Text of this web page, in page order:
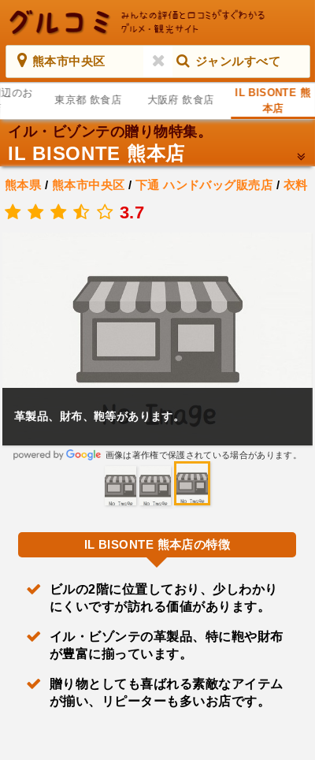
熊本市中央区 ジャンルすべて
のお
東京都 飲食店 大阪府 飲食店
IL BISONTE 熊
本店
イル・ビゾンテの贈り物特集。
IL BISONTE 熊本店
熊本県 / 熊本市中央区 / 下通 ハンドバッグ販売店 / 衣料
.
3.7
革製品、財布、鞄等があります。
画像は著作権で保護されている場合があります。
IL BISONTE 熊本店の特徴
ビルの2階に位置しており、少しわかり
にくいですが訪れる価値があります。
イル・ビゾンテの革製品、特に鞄や財布
が豊富に揃っています。
贈り物としても喜ばれる素敵なアイテム
が揃い、リピーターも多いお店です。